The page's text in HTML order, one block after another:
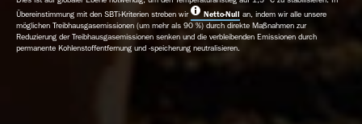
Übereinstimmung mit den SBTi-Kriterien streben wir
Netto-Null an, indem wir alle unsere
möglichen Treibhausgasemissionen (um mehr als 90 %) durch direkte Maßnahmen zur
Reduzierung der Treibhausgasemissionen senken und die verbleibenden Emissionen durch
permanente Kohlenstoffentfernung und -speicherung neutralisieren.